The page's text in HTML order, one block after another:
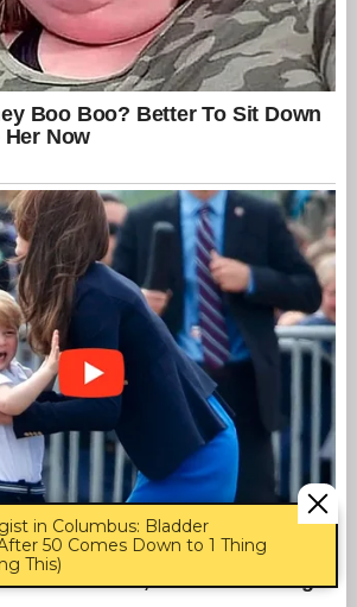
in Columbus: Bladder
50 Comes Down to 1 Thing
This)